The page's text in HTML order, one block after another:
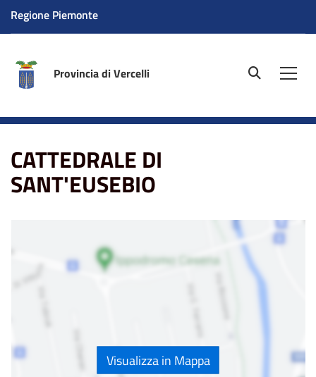
Regione Piemonte
Provincia di Vercelli site.searc
CATTEDRALE DI
SANT'EUSEBIO
Visualizza in Mappa